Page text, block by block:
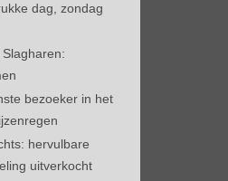
dag, zondag
bezoeker in het
hervulbare
uitverkocht